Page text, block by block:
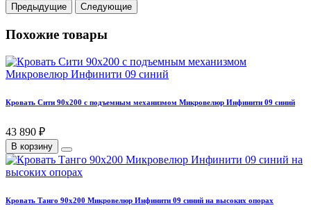
Предыдущие Следующие
Похожие товары
Кровать Сити 90х200 с подъемным механизмом Микровелюр Инфинити 09 синий
43 890 ₽
В корзину
Кровать Танго 90х200 Микровелюр Инфинити 09 синий на высоких опорах